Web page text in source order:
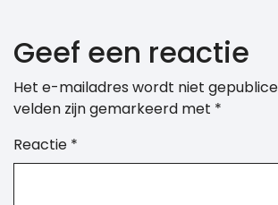
Geef een reactie
Het e-mailadres wordt niet
velden zijn gemarkeerd met *
Reactie *